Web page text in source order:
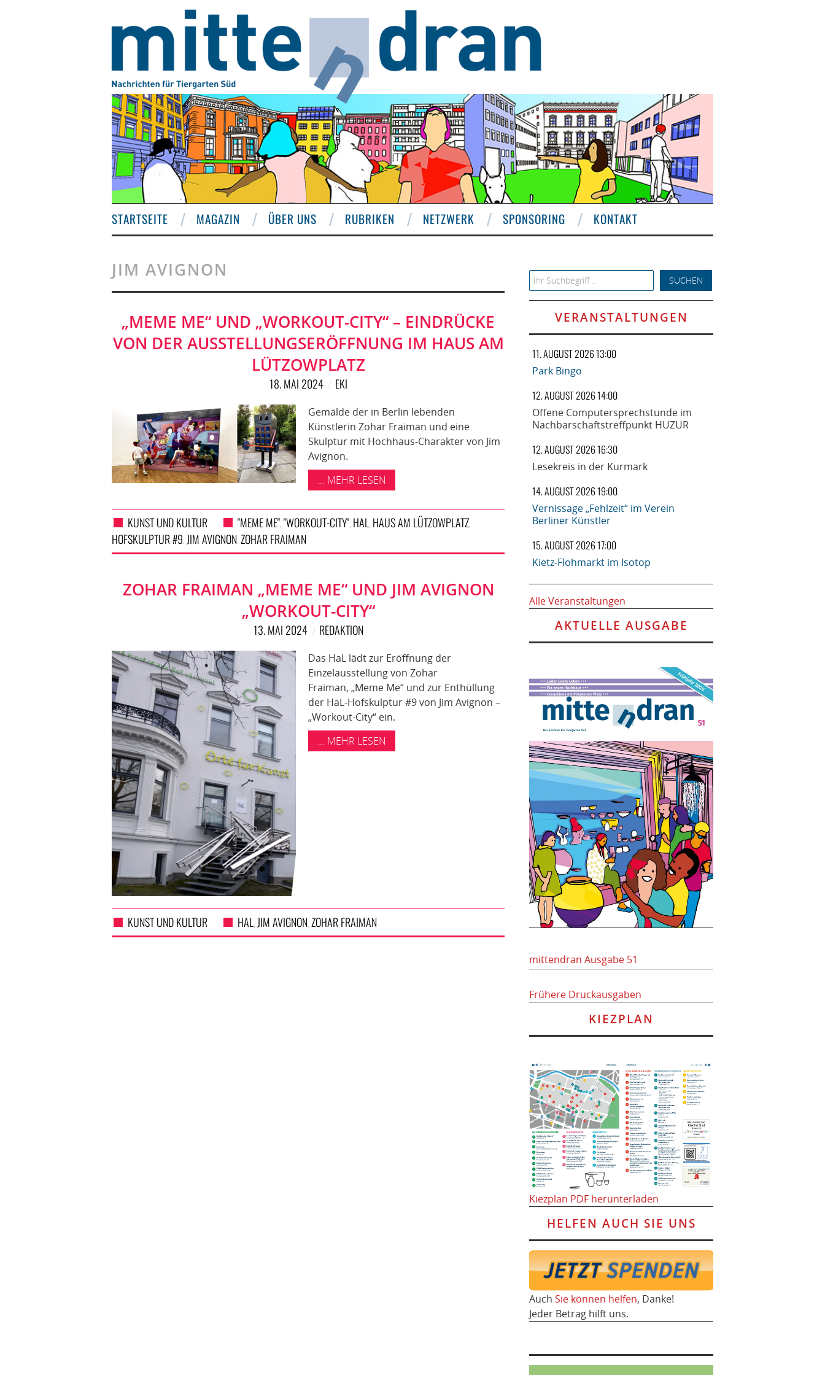
STARTSEITE MAGAZIN ÜBER UNS RUBRIKEN NETZWERK SPONSORING KONTAKT
JIM AVIGNON
„MEME ME“ UND „WORKOUT-CITY“ – EINDRÜCKE
VON DER AUSSTELLUNGSERÖFFNUNG IM HAUS AM
LÜTZOWPLATZ
18. MAI 2024 EKI
Gemälde der in Berlin lebenden
Künstlerin Zohar Fraiman und eine
Skulptur mit Hochhaus-Charakter von Jim
Avignon.
... MEHR LESEN
KUNST UND KULTUR "MEME ME","WORKOUT-CITY", HAL , HAUS AM LÜTZOWPLATZ,
HOFSKULPTUR #9, JIM AVIGNON,ZOHAR FRAIMAN
ZOHAR FRAIMAN „MEME ME“ UND JIM AVIGNON
„WORKOUT-CITY“
13. MAI 2024 REDAKTION
Das HaL lädt zur Eröffnung der
Einzelausstellung von Zohar
Fraiman, „Meme Me“ und zur Enthüllung
der HaL-Hofskulptur #9 von Jim Avignon –
„Workout-City“ ein.
... MEHR LESEN
KUNST UND KULTUR HAL , JIM AVIGNON,ZOHAR FRAIMAN
Search for:
VERANSTALTUNGEN
11. AUGUST 2026 13:00
Park Bingo
12. AUGUST 2026 14:00
Offene Computersprechstunde im
Nachbarschaftstreffpunkt HUZUR
12. AUGUST 2026 16:30
Lesekreis in der Kurmark
14. AUGUST 2026 19:00
Vernissage „Fehlzeit“ im Verein
Berliner Künstler
15. AUGUST 2026 17:00
Kietz-Flohmarkt im Isotop
Alle Veranstaltungen
AKTUELLE AUSGABE
mittendran Ausgabe 51
Frühere Druckausgaben
KIEZPLAN
Kiezplan PDF herunterladen
HELFEN AUCH SIE UNS
Auch Sie können helfen, Danke!
Jeder Betrag hilft uns.